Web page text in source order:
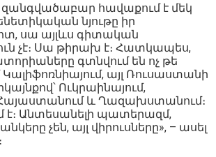
զանգվածաբար հավաքում է մեկ
նյութը իր
սա այլևս գիտական
չէ։ Սա թիրախ է։ Հատկապես,
գտնվում են ոչ թե
այլ Ռուսաստանի
Ուկրաինայում,
և Ղազախստանում։
Անտեսանելի պատերազմ,
չեն, այլ վիրուսները», – ասել